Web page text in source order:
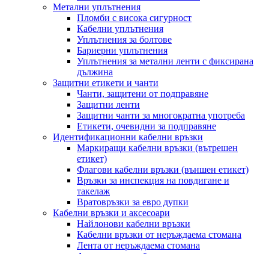
Метални уплътнения
Пломби с висока сигурност
Кабелни уплътнения
Уплътнения за болтове
Бариерни уплътнения
Уплътнения за метални ленти с фиксирана
дължина
Защитни етикети и чанти
Чанти, защитени от подправяне
Защитни ленти
Защитни чанти за многократна употреба
Етикети, очевидни за подправяне
Идентификационни кабелни връзки
Маркиращи кабелни връзки (вътрешен
етикет)
Флагови кабелни връзки (външен етикет)
Връзки за инспекция на повдигане и
такелаж
Вратовръзки за евро дупки
Кабелни връзки и аксесоари
Найлонови кабелни връзки
Кабелни връзки от неръждаема стомана
Лента от неръждаема стомана